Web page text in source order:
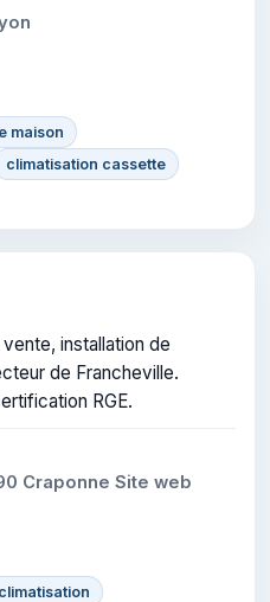
maison
climatisation cassette
installation de
de Francheville.
RGE.
Craponne Site web